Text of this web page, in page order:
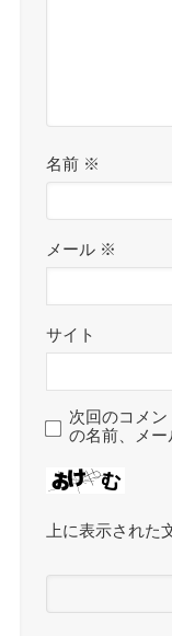
名前 ※
メール ※
サイト
次回のコメ
の名前、メー
上に表示された